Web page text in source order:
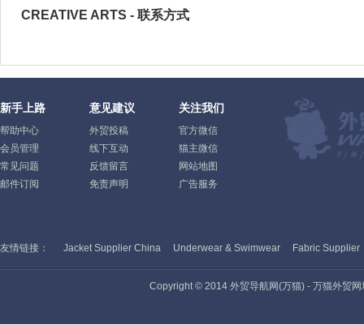
CREATIVE ARTS - 联系方式
新手上路
帮助中心
会员管理
常见问题
邮件订阅
意见建议
外贸投稿
线下互动
反馈留言
免责声明
关注我们
官方微信
猫主微信
网站地图
广告服务
友情链接： Jacket Supplier China Underwear & Swimwear Fabric Supplier
Copyright © 2014 外贸导航网(万猫) - 万猫外贸